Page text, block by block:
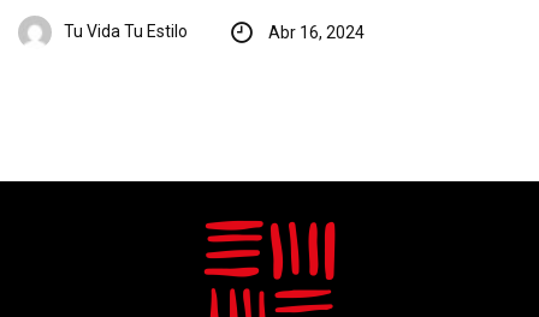
Tu Vida Tu Estilo Abr 16, 2024